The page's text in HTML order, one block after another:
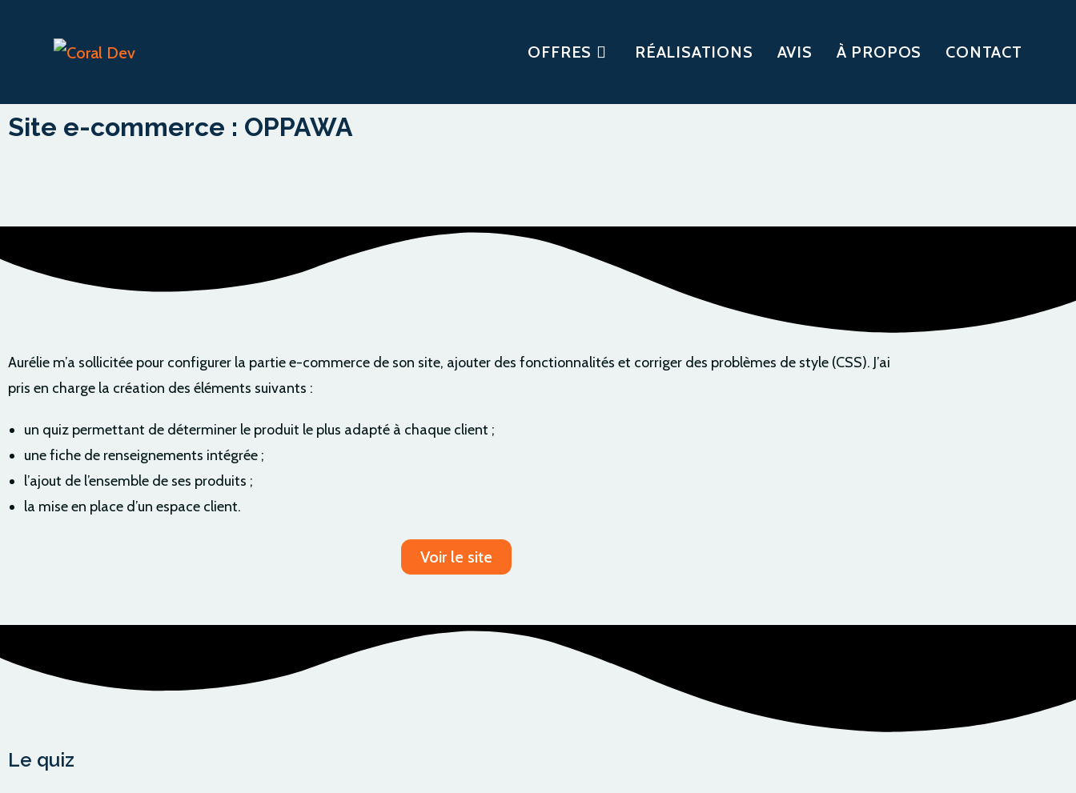
OFFRES RÉALISATIONS AVIS À PROPOS CONTACT
Site e-commerce : OPPAWA
Aurélie m’a sollicitée pour configurer la partie e-commerce de son site, ajouter des fonctionnalités et corriger des problèmes de style (CSS). J’ai
pris en charge la création des éléments suivants :
un quiz permettant de déterminer le produit le plus adapté à chaque client ;
une fiche de renseignements intégrée ;
l’ajout de l’ensemble de ses produits ;
la mise en place d’un espace client.
Voir le site
Le quiz